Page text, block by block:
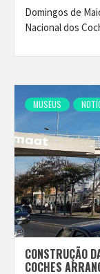
Domingos de
Nacional dos
MUSEUS
CONSTRUÇÃO
COCHES